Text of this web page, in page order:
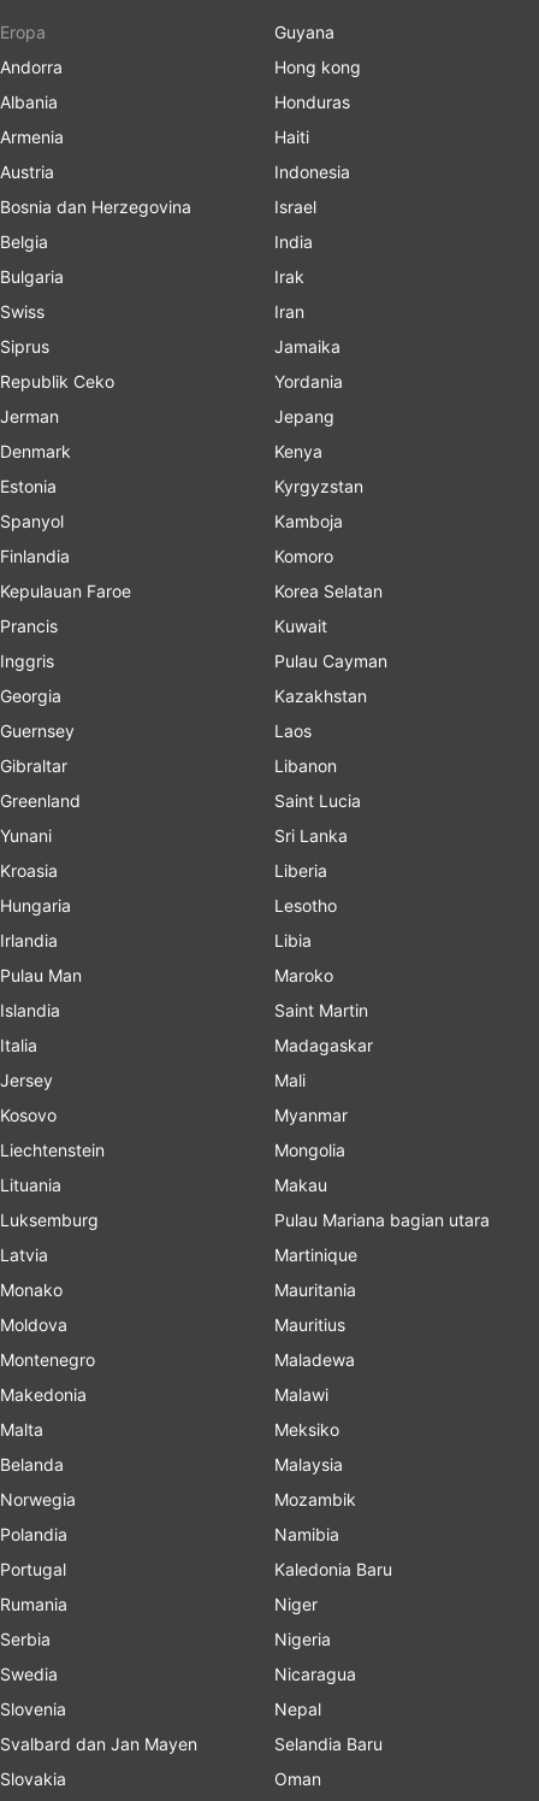
Eropa
Andorra
Albania
Armenia
Austria
Bosnia dan Herzegovina
Belgia
Bulgaria
Swiss
Siprus
Republik Ceko
Jerman
Denmark
Estonia
Spanyol
Finlandia
Kepulauan Faroe
Prancis
Inggris
Georgia
Guernsey
Gibraltar
Greenland
Yunani
Kroasia
Hungaria
Irlandia
Pulau Man
Islandia
Italia
Jersey
Kosovo
Liechtenstein
Lituania
Luksemburg
Latvia
Monako
Moldova
Montenegro
Makedonia
Malta
Belanda
Norwegia
Polandia
Portugal
Rumania
Serbia
Swedia
Slovenia
Svalbard dan Jan Mayen
Slovakia
Guyana
Hong kong
Honduras
Haiti
Indonesia
Israel
India
Irak
Iran
Jamaika
Yordania
Jepang
Kenya
Kyrgyzstan
Kamboja
Komoro
Korea Selatan
Kuwait
Pulau Cayman
Kazakhstan
Laos
Libanon
Saint Lucia
Sri Lanka
Liberia
Lesotho
Libia
Maroko
Saint Martin
Madagaskar
Mali
Myanmar
Mongolia
Makau
Pulau Mariana bagian utara
Martinique
Mauritania
Mauritius
Maladewa
Malawi
Meksiko
Malaysia
Mozambik
Namibia
Kaledonia Baru
Niger
Nigeria
Nicaragua
Nepal
Selandia Baru
Oman